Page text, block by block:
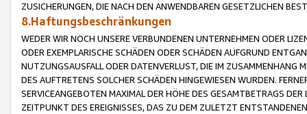
ZUSICHERUNGEN, DIE NACH DEN ANWENDBAREN GESETZLICHEN
8.Haftungsbeschränkungen
WEDER WIR NOCH UNSERE VERBUNDENEN UNTERNEHMEN ODER
ODER EXEMPLARISCHE SCHÄDEN ODER SCHÄDEN AUFGRUND
NUTZUNGSAUSFALL ODER DATENVERLUST, DIE IM ZUSAMMENHANG
DES AUFTRETENS SOLCHER SCHÄDEN HINGEWIESEN WURDEN.
SERVICEANGEBOTEN MAXIMAL DER HÖHE DES GESAMTBETRAGS
ZEITPUNKT DES EREIGNISSES, DAS ZU DEM ZULETZT